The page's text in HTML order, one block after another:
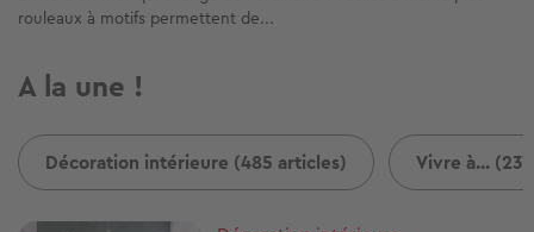
rouleaux à motifs permettent de...
A la une !
Décoration intérieure (485 articles) Vivre à...